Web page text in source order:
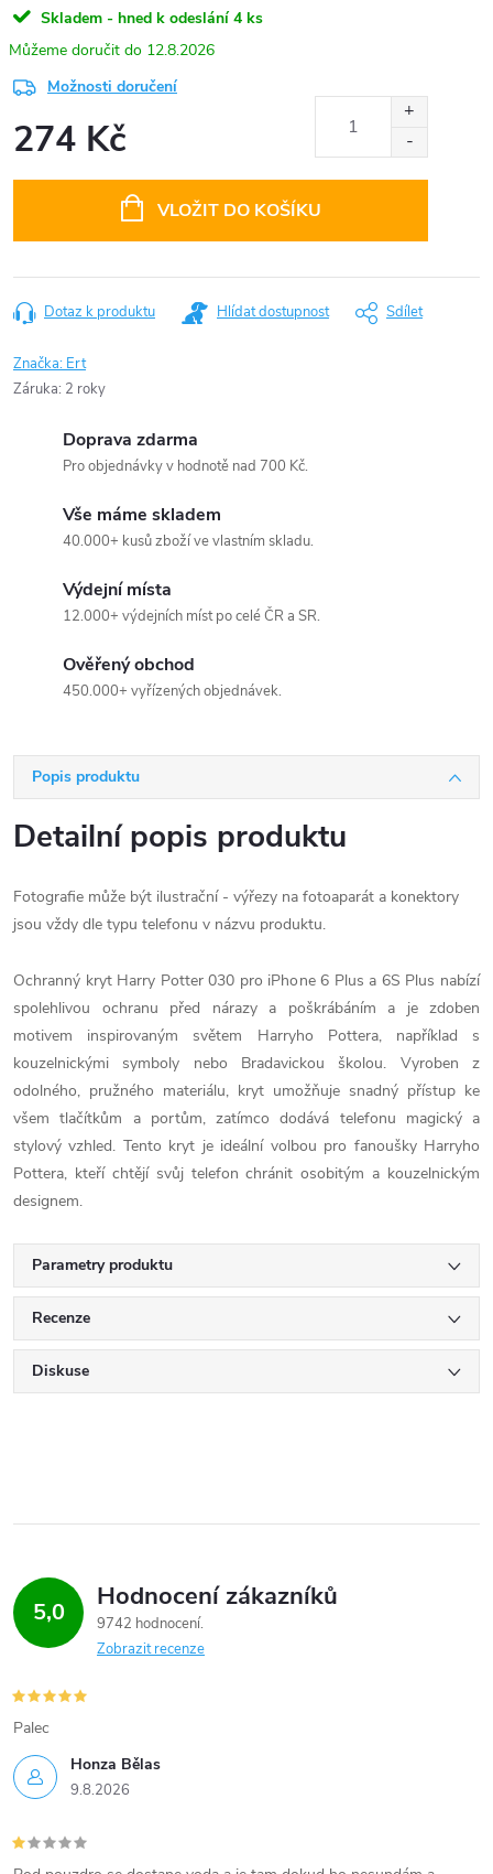
Skladem - hned k odeslání 4 ks
12.8.2026
Možnosti doručení
274 Kč
VLOŽIT DO KOŠÍKU
Dotaz k produktu Hlídat dostupnost Sdílet
Značka: Ert
Záruka: 2 roky
Doprava zdarma
Pro objednávky v hodnotě nad 700 Kč.
Vše máme skladem
40.000+ kusů zboží ve vlastním skladu.
Výdejní místa
12.000+ výdejních míst po celé ČR a SR.
Ověřený obchod
450.000+ vyřízených objednávek.
Popis produktu
Detailní popis produktu
Fotografie může být ilustrační - výřezy na fotoaparát a konektory
jsou vždy dle typu telefonu v názvu produktu.
Ochranný kryt Harry Potter 030 pro iPhone 6 Plus a 6S Plus nabízí
spolehlivou ochranu před nárazy a poškrábáním a je zdoben
motivem inspirovaným světem Harryho Pottera, například s
kouzelnickými symboly nebo Bradavickou školou. Vyroben z
odolného, pružného materiálu, kryt umožňuje snadný přístup ke
všem tlačítkům a portům, zatímco dodává telefonu magický a
stylový vzhled. Tento kryt je ideální volbou pro fanoušky Harryho
Pottera, kteří chtějí svůj telefon chránit osobitým a kouzelnickým
designem.
Parametry produktu
Recenze
Diskuse
5,0 Hodnocení zákazníků
9742 hodnocení
Zobrazit recenze
Honza Bělas
9.8.2026
Palec